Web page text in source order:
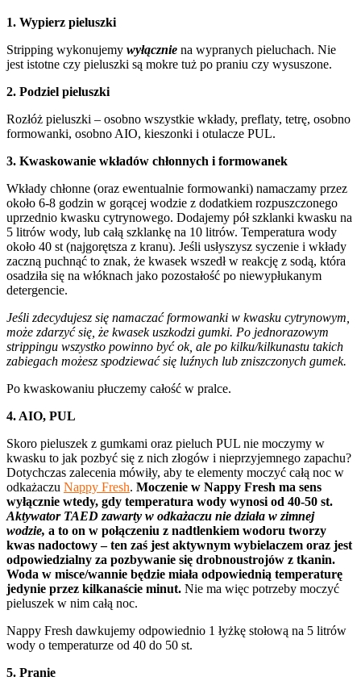
1. Wypierz pieluszki
Stripping wykonujemy wyłącznie na wypranych pieluchach. Nie
jest istotne czy pieluszki są mokre tuż po praniu czy wysuszone.
2. Podziel pieluszki
Rozłóż pieluszki – osobno wszystkie wkłady, preflaty, tetrę, osobno
formowanki, osobno AIO, kieszonki i otulacze PUL.
3. Kwaskowanie wkładów chłonnych i formowanek
Wkłady chłonne (oraz ewentualnie formowanki) namaczamy przez
około 6-8 godzin w gorącej wodzie z dodatkiem rozpuszczonego
uprzednio kwasku cytrynowego. Dodajemy pół szklanki kwasku na
5 litrów wody, lub całą szklankę na 10 litrów. Temperatura wody
około 40 st (najgorętsza z kranu). Jeśli usłyszysz syczenie i wkłady
zaczną puchnąć to znak, że kwasek wszedł w reakcję z sodą, która
osadziła się na włóknach jako pozostałość po niewypłukanym
detergencie.
Jeśli zdecydujesz się namaczać formowanki w kwasku cytrynowym,
może zdarzyć się, że kwasek uszkodzi gumki. Po jednorazowym
strippingu wszystko powinno być ok, ale po kilku/kilkunastu takich
zabiegach możesz spodziewać się luźnych lub zniszczonych gumek.
Po kwaskowaniu płuczemy całość w pralce.
4. AIO, PUL
Skoro pieluszek z gumkami oraz pieluch PUL nie moczymy w
kwasku to jak pozbyć się z nich złogów i nieprzyjemnego zapachu?
Dotychczas zalecenia mówiły, aby te elementy moczyć całą noc w
odkażaczu Nappy Fresh. Moczenie w Nappy Fresh ma sens
wyłącznie wtedy, gdy temperatura wody wynosi od 40-50 st.
Aktywator TAED zawarty w odkażaczu nie działa w zimnej
wodzie, a to on w połączeniu z nadtlenkiem wodoru tworzy
kwas nadoctowy – ten zaś jest aktywnym wybielaczem oraz jest
odpowiedzialny za pozbywanie się drobnoustrojów z tkanin.
Woda w misce/wannie będzie miała odpowiednią temperaturę
jedynie przez kilkanaście minut. Nie ma więc potrzeby moczyć
pieluszek w nim całą noc.
Nappy Fresh dawkujemy odpowiednio 1 łyżkę stołową na 5 litrów
wody o temperaturze od 40 do 50 st.
5. Pranie